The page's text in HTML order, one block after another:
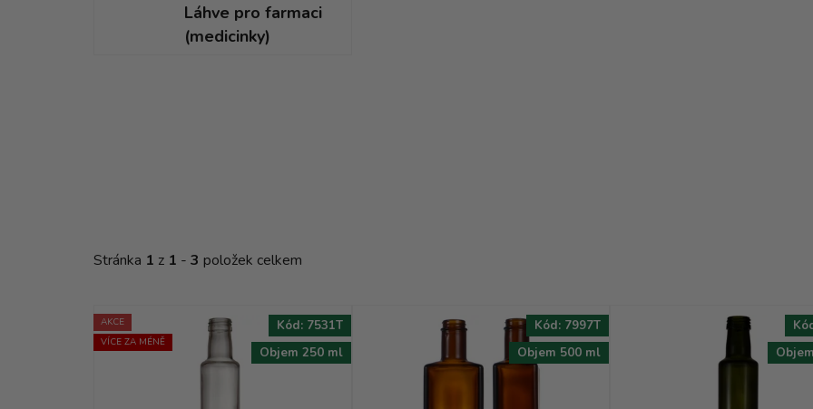
Láhve pro farmaci
(medicinky)
Stránka 1 z 1 - 3 položek celkem
o
d
k
t
AKCE
VÍCE ZA MÉNĚ
Objem 250 ml
Kód: 7531T
Objem 500 ml
Kód: 7997T